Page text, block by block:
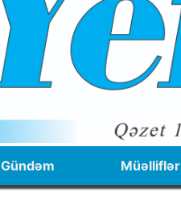
Gündəm Müəlliflər